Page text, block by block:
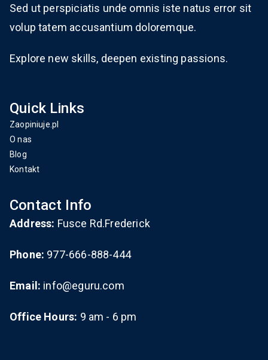
Sed ut perspiciatis unde omnis iste natus error sit
volup tatem accusantium doloremque.
Explore new skills, deepen existing passions.
Quick Links
Zaopiniuje.pl
O nas
Blog
Kontakt
Contact Info
Address: Fusce Rd.Frederick
Phone: 977-666-888-444
Email: info@eguru.com
Office Hours: 9 am - 6 pm